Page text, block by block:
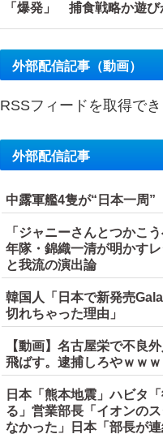
「爆発」 捕食戦略か遊び
外部配信記事（動画）
RSSフィードを取得で
外部配信記事
中露軍艦4隻が“日本一周”
「ジャニーさんとつかこ
年隊・錦織一清が明かす
と我流の演出論
韓国人「日本で新発売
切れちゃった理由」
【動画】名古屋栄で不良
飛ばす。逮捕しろやｗｗｗ
日本「熊本地震」ハビタ
る」営業部長「イオンの
なかった」日本「部長が